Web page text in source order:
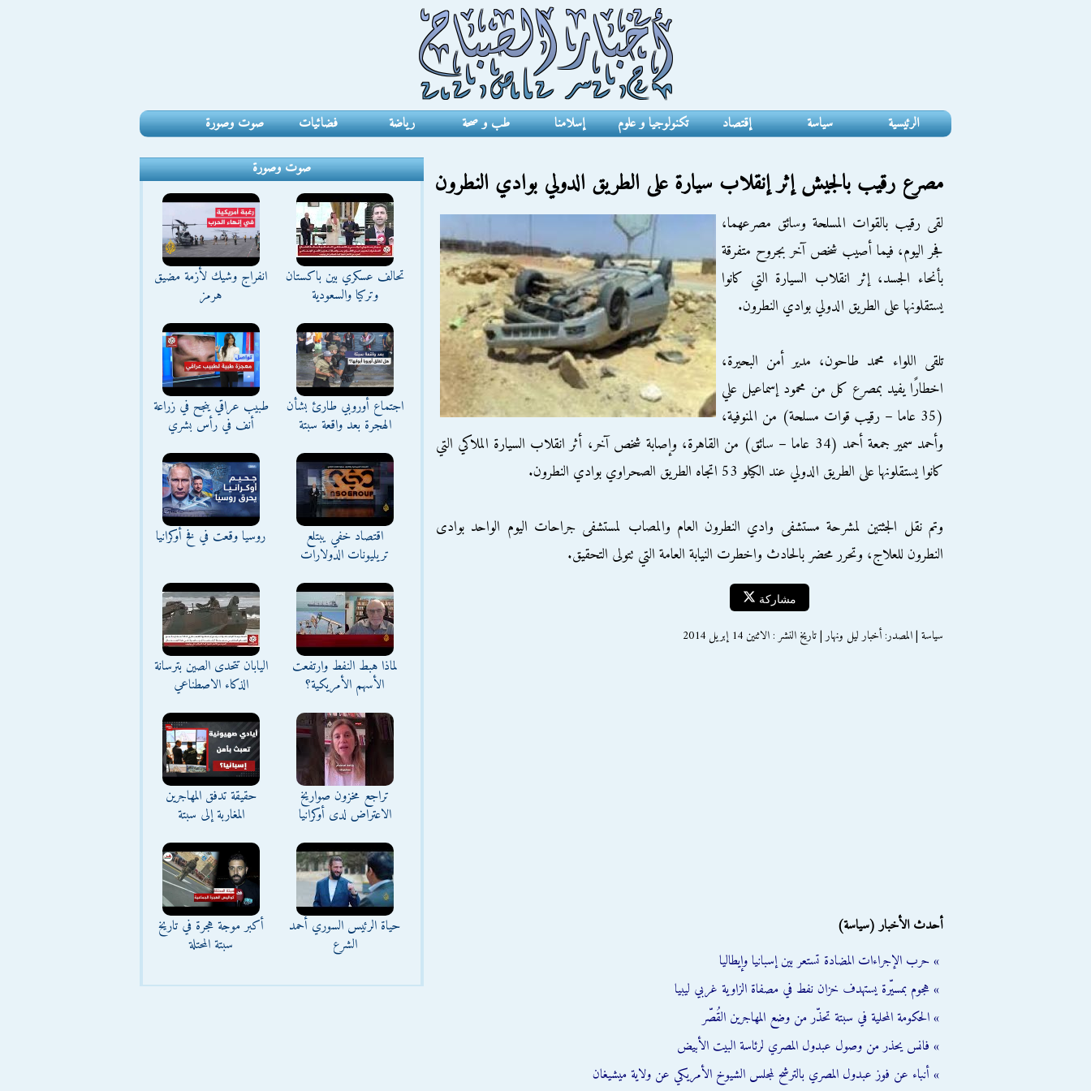
الرئيسية سياسة إقتصاد تكنولوجيا و علوم إسلامنا طب و صحة رياضة فضائيات صوت وصورة
مصرع رقيب بالجيش إثر إنقلاب سيارة على الطريق الدولي بوادي النطرون
لقى رقيب بالقوات المسلحة وسائق مصرعهما،
فجر اليوم، فيما أصيب شخص آخر بجروح متفرقة
بأنحاء الجسد، إثر انقلاب السيارة التي كانوا
يستقلونها على الطريق الدولي بوادي النطرون.
تلقى اللواء محمد طاحون، مدير أمن البحيرة،
اخطارًا يفيد بمصرع كل من محمود إسماعيل علي
(35 عاما – رقيب قوات مسلحة) من المنوفية،
وأحمد سمير جمعة أحمد (34 عاما – سائق) من القاهرة، وإصابة شخص آخر، أثر انقلاب السيارة الملاكي التي
كانوا يستقلونها على الطريق الدولي عند الكيلو 53 اتجاه الطريق الصحراوي بوادي النطرون.
وتم نقل الجثتين لمشرحة مستشفى وادي النطرون العام والمصاب لمستشفى جراحات اليوم الواحد بوادى
النطرون للعلاج، وتحرر محضر بالحادث واخطرت النيابة العامة التي تتولى التحقيق.
مشاركة
سياسة | المصدر: أخبار ليل ونهار | تاريخ النشر : الاثنين 14 إبريل 2014
أحدث الأخبار (سياسة)
» حرب الإجراءات المضادة تستعر بين إسبانيا وإيطاليا
» هجوم بمسيّرة يستهدف خزان نفط في مصفاة الزاوية غربي ليبيا
» الحكومة المحلية في سبتة تحذّر من وضع المهاجرين القُصّر
» فانس يحذر من وصول عبدول المصري لرئاسة البيت الأبيض
» أنباء عن فوز عبدول المصري بالترشح لمجلس الشيوخ الأمريكي عن ولاية ميشيغان
صوت وصورة
تحالف عسكري بين باكستان
وتركيا والسعودية
انفراج وشيك لأزمة مضيق
هرمز
اجتماع أوروبي طارئ بشأن
الهجرة بعد واقعة سبتة
طبيب عراقي ينجح في زراعة
أنف في رأس بشري
اقتصاد خفي يبتلع
تريليونات الدولارات
روسيا وقعت في فخ أوكرانيا
لماذا هبط النفط وارتفعت
الأسهم الأمريكية؟
اليابان تتحدى الصين بترسانة
الذكاء الاصطناعي
تراجع مخزون صواريخ
الاعتراض لدى أوكرانيا
حقيقة تدفق المهاجرين
المغاربة إلى سبتة
حياة الرئيس السوري أحمد
الشرع
أكبر موجة هجرة في تاريخ
سبتة المحتلة